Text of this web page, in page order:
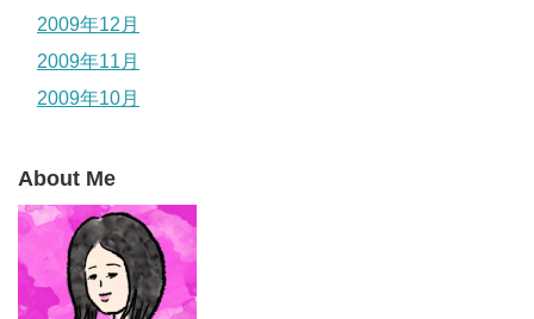
2009年12月
2009年11月
2009年10月
About Me